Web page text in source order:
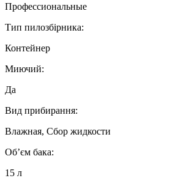
Профессиональные
Тип пилозбірника:
Контейнер
Миючий:
Да
Вид прибирання:
Влажная, Сбор жидкости
Об’єм бака:
15 л